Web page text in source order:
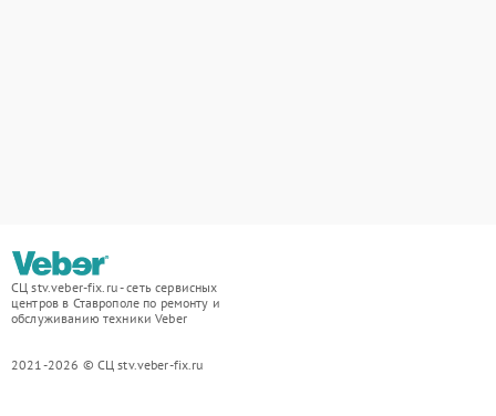
СЦ stv.veber-fix.ru - сеть сервисных
центров в Ставрополе по ремонту и
обслуживанию техники Veber
2021-2026 © СЦ stv.veber-fix.ru